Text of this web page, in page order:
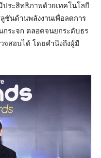
ประสิทธิภาพด้วยเทคโนโลยี
ชันด้านพลังงานเพื่อลดการ
กระจก ตลอดจนยกระดับธร
จสอบได้ โดยคำนึงถึงผู้มี